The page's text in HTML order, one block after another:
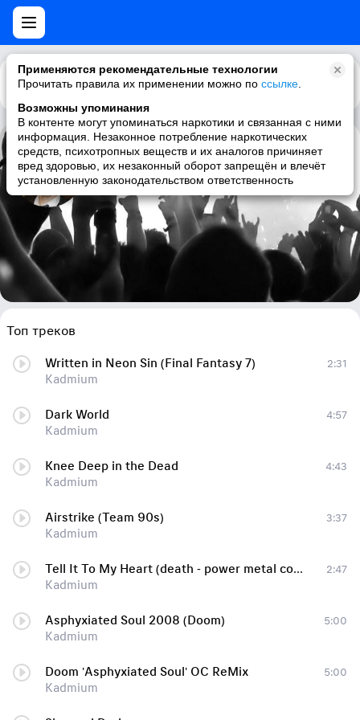
Применяются рекомендательные технологии
Прочитать правила их применении можно по ссылке
Возможны упоминания
В контенте могут упоминаться наркотики и связанная с ними
информация. Незаконное потребление наркотических
средств, психотропных веществ и их аналогов причиняет
вред здоровью, их незаконный оборот запрещён и влечёт
установленную законодательством ответственность
Каталог Рекомендации
Kadmium
Топ треков
Written in Neon Sin (Final Fantasy 7)
Kadmium
2:31
Dark World
Kadmium
4:57
Knee Deep in the Dead
Kadmium
4:43
Airstrike (Team 90s)
Kadmium
3:37
Tell It To My Heart (death - power metal cover)
Kadmium
2:47
Asphyxiated Soul 2008 (Doom)
Kadmium
5:00
Doom 'Asphyxiated Soul' OC ReMix
Kadmium
5:00